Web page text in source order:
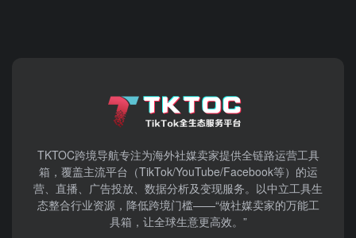
TKTOC跨境导航​专注为海外社媒卖家提供全链路运营工具
箱，覆盖主流平台（TikTok/YouTube/Facebook等）​的运
营、直播、广告投放、数据分析及变现服务。以中立工具生
态整合行业资源，降低跨境门槛——“做社媒卖家的万能工
具箱，让全球生意更高效。”